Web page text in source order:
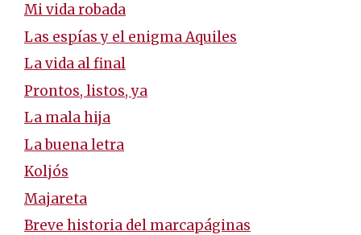
Mi vida robada
Las espías y el enigma Aquiles
La vida al final
Prontos, listos, ya
La mala hija
La buena letra
Koljós
Majareta
Breve historia del marcapáginas